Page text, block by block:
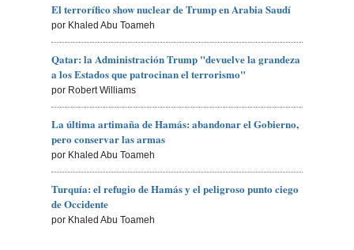
El terrorífico show nuclear de Trump en Arabia Saudí
por Khaled Abu Toameh
Qatar: la Administración Trump "devuelve la grandeza
a los Estados que patrocinan el terrorismo"
por Robert Williams
La última artimaña de Hamás: abandonar el Gobierno,
pero conservar las armas
por Khaled Abu Toameh
Turquía: el refugio de Hamás y el peligroso punto ciego
de Occidente
por Khaled Abu Toameh